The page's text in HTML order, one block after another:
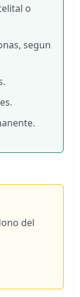
o
segun
del